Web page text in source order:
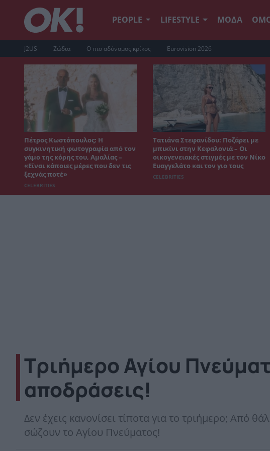
PEOPLE LIFESTYLE ΜΟΔΑ
J2US Ζώδια Ο πιο αδύναμος κρίκος Eurovision 2026
Πέτρος Κωστόπουλος: Η
συγκινητική φωτογραφία από τον
γάμο της κόρης του, Αμαλίας –
«Είναι κάποιες μέρες που δεν τις
ξεχνάς ποτέ»
CELEBRITIES
Τατιάνα Στεφανίδου: Ποζάρει με
μπικίνι στην Κεφαλονιά – Οι
οικογενειακές στιγμές με τον Νίκο
Ευαγγελάτο και τον γιο τους
CELEBRITIES
Τριήμερο Αγίου
αποδράσεις!
Δεν έχεις κανονίσει τίποτα για το τριήμερο; Από
σώζουν το Αγίου Πνεύματος!